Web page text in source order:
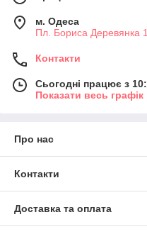
м. Одеса
Пл. Бориса Деревянка
Контакти
Сьогодні працює з
Показати весь
Про нас
Контакти
Доставка та оплата